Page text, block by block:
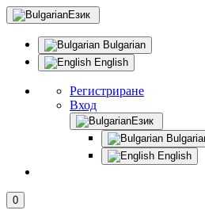
Език
Bulgarian
English
Регистриране
Вход
Език
English
0